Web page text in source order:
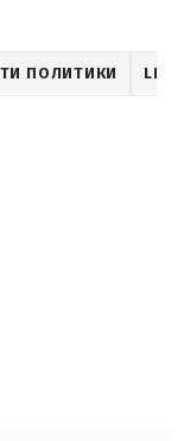
ПОЛИТИКИ